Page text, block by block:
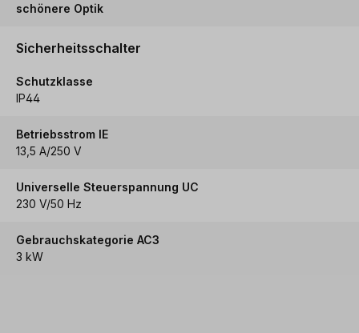
schönere Optik
Sicherheitsschalter
Schutzklasse
IP44
Betriebsstrom IE
13,5 A/250 V
Universelle Steuerspannung UC
230 V/50 Hz
Gebrauchskategorie AC3
3 kW